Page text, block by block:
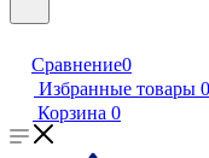
Сравнение0
Избранные товары 0
Корзина 0